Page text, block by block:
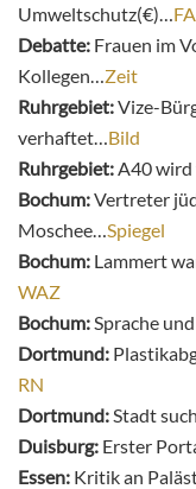
Umweltschutz(€)…
Debatte: Frauen im
Kollegen… Zeit
Ruhrgebiet:Vize-
verhaftet… Bild
Ruhrgebiet: A40 wird
Bochum:Vertreter
Moschee… Spiegel
Bochum: Lammert
WAZ
Bochum: Sprache
Dortmund:
RN
Dortmund: Stadt
Duisburg: Erster
Essen: Kritik an